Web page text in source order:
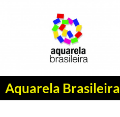
Aquarela Brasileira
Pesquisar
PULAR